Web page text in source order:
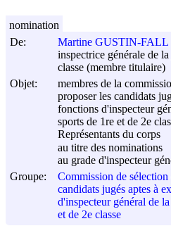
De:
Martine GUSTIN-FALL
inspectrice générale de
classe (membre titulaire)
Objet:
membres de la
proposer les candidats
fonctions d'inspecteur
sports de 1re et de 2e
Représentants du corps
au titre des nominations
au grade d'inspecteur
Groupe:
Commission de
candidats jugés aptes à
d'inspecteur général de
et de 2e classe
nomination